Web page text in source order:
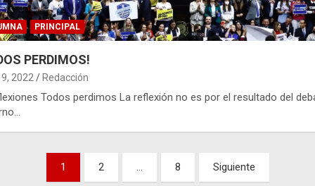
PRINCIPAL
PERDIMOS!
2022 Redacción
Todos perdimos La reflexión no es por el resultado del
1 2 … 8 Siguiente